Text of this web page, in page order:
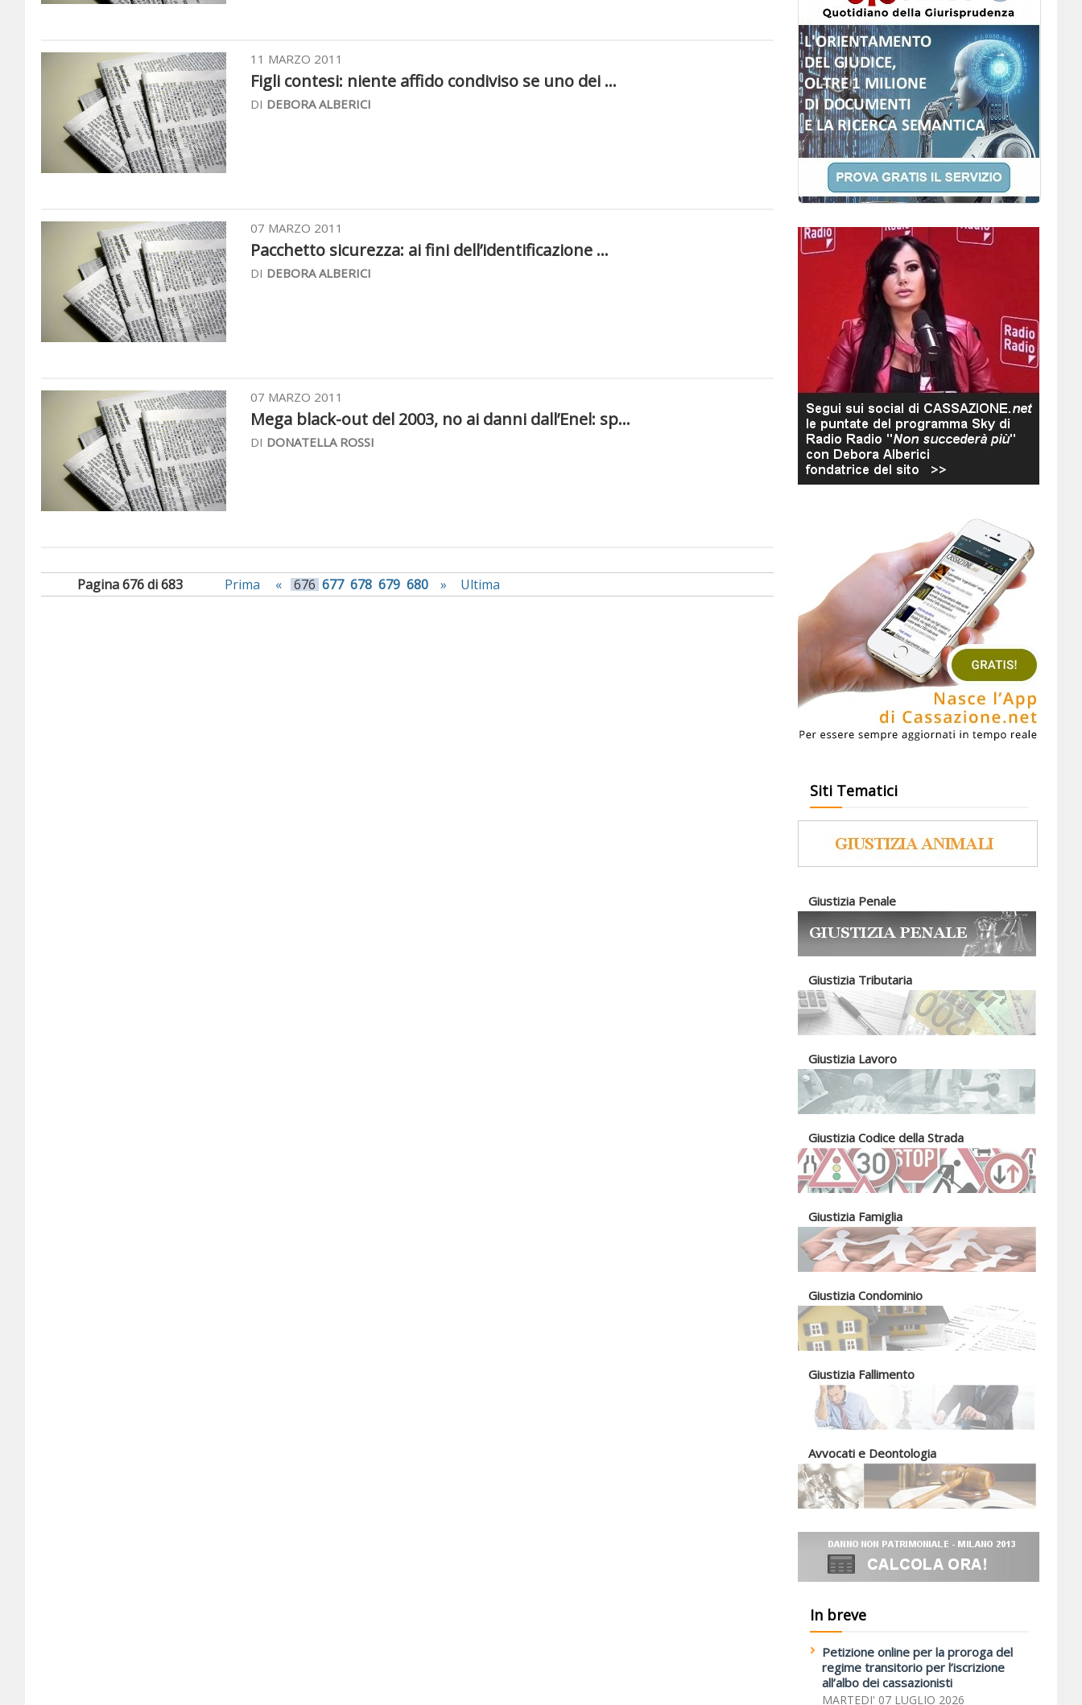
11 MARZO 2011
Figli contesi: niente affido condiviso se uno dei ...
DI DEBORA ALBERICI
07 MARZO 2011
Pacchetto sicurezza: ai fini dell’identificazione ...
DI DEBORA ALBERICI
07 MARZO 2011
Mega black-out del 2003, no ai danni dall’Enel: sp...
DI DONATELLA ROSSI
Pagina 676 di 683 Prima « 676 677 678 679 680 » Ultima
Siti Tematici
Giustizia Penale
Giustizia Tributaria
Giustizia Lavoro
Giustizia Codice della Strada
Giustizia Famiglia
Giustizia Condominio
Giustizia Fallimento
Avvocati e Deontologia
In breve
Petizione online per la proroga del
regime transitorio per l’iscrizione
all’albo dei cassazionisti
MARTEDI' 07 LUGLIO 2026